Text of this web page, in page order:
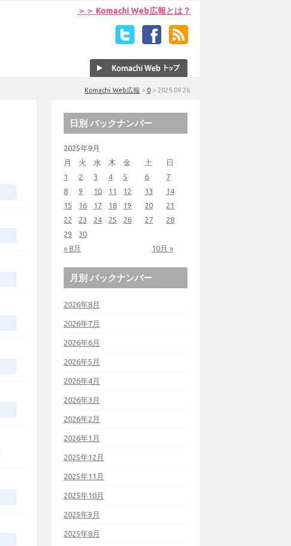
＞＞ Komachi Web広報とは？
Komachi Web広報 > 0 > 2025.09.26
日別 バックナンバー
2025年9月
月
火 水 木 金 土 日
« 8月 10月 »
1 2 3 4 5 6
7
8
9 10 11 12 13
14
15
16 17 18 19 20
21
22
23 24 25 26 27
28
29
30
月別 バックナンバー
2026年8月
2026年7月
2026年6月
2026年5月
2026年4月
2026年3月
2026年2月
2026年1月
2025年12月
2025年11月
2025年10月
2025年9月
2025年8月